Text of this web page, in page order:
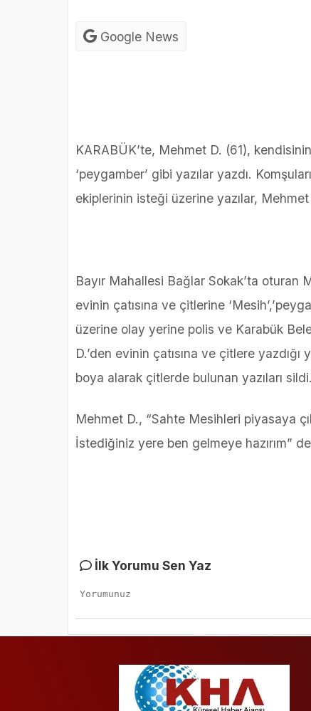
Google News
KARABÜK’te, Mehmet D. (61),
‘peygamber’ gibi yazılar yazdı.
ekiplerinin isteği üzerine yazılar,
Bayır Mahallesi Bağlar Sokak’ta oturan
evinin çatısına ve çitlerine
üzerine olay yerine polis ve Karabük
D.’den evinin çatısına ve çitlere
boya alarak çitlerde bulunan yazıları sildi.
Mehmet D., “Sahte Mesihleri piyasaya
İstediğiniz yere ben gelmeye hazırım”
İlk Yorumu Sen Yaz